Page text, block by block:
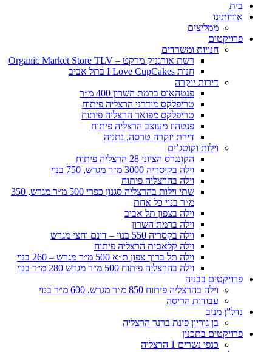
בית
אודותינו
ממליצים
פרויקטים
חנויות ומשרדים
רשת אורגניק מרקט – Organic Market Store TLV
חנות I Love CupCakes בתל אביב
דירות יוקרה
פנטהאוס ברמת השרון 400 מ״ר
טריפלקס מודרני הרצליה פיתוח
טריפלקס מפואר הרצליה פיתוח
פנטהוז מעוצב הרצליה פיתוח
דירת יוקרה טרסה, נתניה
וילות וקוטג’ים
הקונגרס הציוני 28 הרצליה פיתוח
וילה בקיסריה 3000 מ״ר מגרש, 750 בנוי
וילה בהרצליה פיתוח
שתי וילות בהרצליה סגנון כפרי 500 מ״ר מגרש, 350
מ״ר בנוי כל אחת
וילה בצפון תל אביב
וילה ברמת השרון
וילה בקסריה 550 בנוי – דונם וחצי מגרש
וילה קלאסית הרצליה פיתוח
וילה תל ברוך צפון ת״א 500 מ״ר מגרש – 260 בנוי
וילה בהרצליה פיתוח 500 מ״ר מגרש 280 מ״ר בנוי
פרויקטים בבניה
וילה בהרצליה פיתוח 850 מ״ר מגרש, 600 מ״ר בנוי
עבודות הריסה
נדל”ן מניב
בן גוריון פינת ברנר הרצליה
פרויקטים בתכנון
כנפי נשרים 1 הרצליה